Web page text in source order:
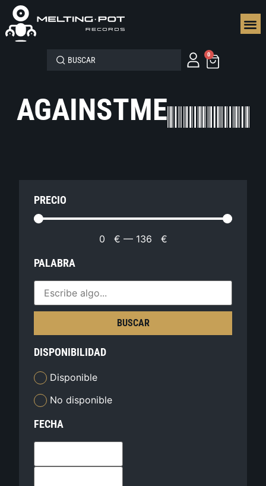
0
AGAINSTME
PRECIO
0 € — 136 €
PALABRA
BUSCAR
DISPONIBILIDAD
Disponible
No disponible
FECHA